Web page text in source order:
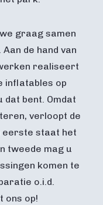
graag samen
de hand van
realiseert
inflatables op
dat bent. Omdat
verloopt de
eerste staat het
tweede mag u
komen te
o.i.d.
ons op!